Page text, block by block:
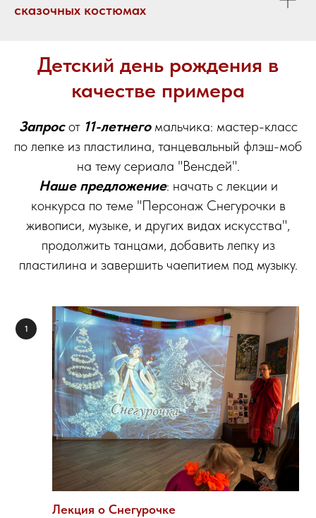
сказочных костюмах
Детский день рождения в
качестве примера
Запросот 11-летнего мальчика: мастер-класс
по лепке из пластилина, танцевальный флэш-моб
на тему сериала "Венсдей".
Наше предложение: начать с лекции и
конкурса по теме "Персонаж Снегурочки в
живописи, музыке, и других видах искусства",
продолжить танцами, добавить лепку из
пластилина и завершить чаепитием под музыку.
Лекция о Снегурочке